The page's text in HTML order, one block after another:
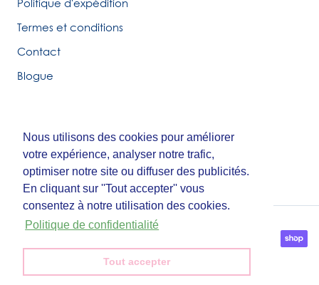
Nous utilisons des cookies pour améliorer
votre expérience, analyser notre trafic,
optimiser notre site ou diffuser des publicités.
En cliquant sur ''Tout accepter'' vous
consentez à notre utilisation des cookies.
Politique de confidentialité
Tout accepter
Nous utilisons des cookies pour améliorer
votre expérience, analyser notre trafic,
optimiser notre site ou diffuser des publicités.
En cliquant sur ''Tout accepter'' vous
consentez à notre utilisation des cookies.
Politique de confidentialité
Tout accepter
Politique d'expédition
Termes et conditions
Contact
Blogue
© Tirigolo et Cie.
Fait parThird Party Studio